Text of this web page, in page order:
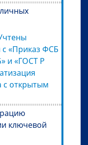
с «Приказ ФСБ
и «ГОСТ Р
с открытым
ключевой